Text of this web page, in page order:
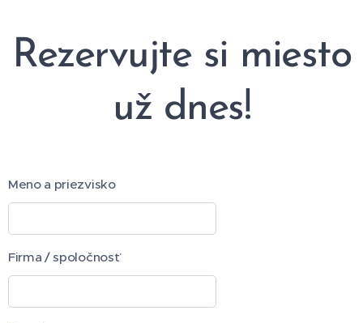
Rezervujte si miesto
už dnes!
Meno a priezvisko
Firma / spoločnosť